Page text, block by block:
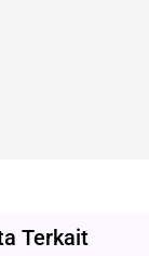
Terkait